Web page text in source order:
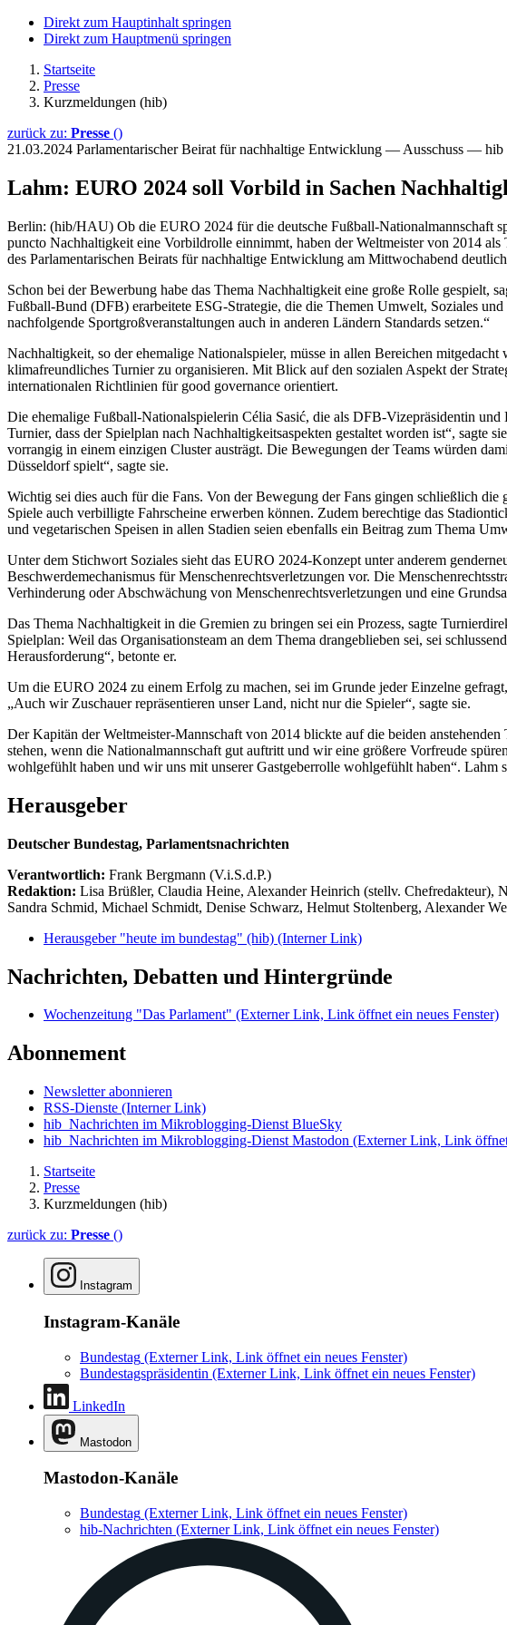
Direkt zum Hauptinhalt springen
Direkt zum Hauptmenü springen
Startseite
Presse
Kurzmeldungen (hib)
zurück zu: Presse ()
21.03.2024 Parlamentarischer Beirat für nachhaltige Entwicklung — Ausschuss — hib
Lahm: EURO 2024 soll Vorbild in Sachen
Berlin: (hib/HAU) Ob die EURO 2024 für die deutsche Fußball-Nationalmannschaft
puncto Nachhaltigkeit eine Vorbildrolle einnimmt, haben der Weltmeister von 2014
des Parlamentarischen Beirats für nachhaltige Entwicklung am Mittwochabend
Schon bei der Bewerbung habe das Thema Nachhaltigkeit eine große Rolle gespielt,
Fußball-Bund (DFB) erarbeitete ESG-Strategie, die die Themen Umwelt, Soziales
nachfolgende Sportgroßveranstaltungen auch in anderen Ländern Standards setzen.“
Nachhaltigkeit, so der ehemalige Nationalspieler, müsse in allen Bereichen
klimafreundliches Turnier zu organisieren. Mit Blick auf den sozialen Aspekt der
internationalen Richtlinien für good governance orientiert.
Die ehemalige Fußball-Nationalspielerin Célia Sasić, die als DFB-Vizepräsidentin
Turnier, dass der Spielplan nach Nachhaltigkeitsaspekten gestaltet worden ist“, sagte
vorrangig in einem einzigen Cluster austrägt. Die Bewegungen der Teams würden
Düsseldorf spielt“, sagte sie.
Wichtig sei dies auch für die Fans. Von der Bewegung der Fans gingen schließlich
Spiele auch verbilligte Fahrscheine erwerben können. Zudem berechtige das
und vegetarischen Speisen in allen Stadien seien ebenfalls ein Beitrag zum Thema
Unter dem Stichwort Soziales sieht das EURO 2024-Konzept unter anderem
Beschwerdemechanismus für Menschenrechtsverletzungen vor. Die
Verhinderung oder Abschwächung von Menschenrechtsverletzungen und eine
Das Thema Nachhaltigkeit in die Gremien zu bringen sei ein Prozess, sagte
Spielplan: Weil das Organisationsteam an dem Thema drangeblieben sei, sei
Herausforderung“, betonte er.
Um die EURO 2024 zu einem Erfolg zu machen, sei im Grunde jeder Einzelne
„Auch wir Zuschauer repräsentieren unser Land, nicht nur die Spieler“, sagte sie.
Der Kapitän der Weltmeister-Mannschaft von 2014 blickte auf die beiden
stehen, wenn die Nationalmannschaft gut auftritt und wir eine größere Vorfreude
wohlgefühlt haben und wir uns mit unserer Gastgeberrolle wohlgefühlt haben“. Lahm
Herausgeber
Deutscher Bundestag, Parlamentsnachrichten
Verantwortlich: Frank Bergmann (V.i.S.d.P.)
Redaktion: Lisa Brüßler, Claudia Heine, Alexander Heinrich (stellv. Chefredakteur),
Sandra Schmid, Michael Schmidt, Denise Schwarz, Helmut Stoltenberg, Alexander
Herausgeber "heute im bundestag" (hib) (Interner Link)
Nachrichten, Debatten und Hintergründe
Wochenzeitung "Das Parlament" (Externer Link, Link öffnet ein neues Fenster)
Abonnement
Newsletter abonnieren
RSS-Dienste (Interner Link)
hib_Nachrichten im Mikroblogging-Dienst BlueSky
hib_Nachrichten im Mikroblogging-Dienst Mastodon (Externer Link, Link
Startseite
Presse
Kurzmeldungen (hib)
zurück zu: Presse ()
Instagram
Instagram-Kanäle
Bundestag (Externer Link, Link öffnet ein neues Fenster)
Bundestagspräsidentin (Externer Link, Link öffnet ein neues Fenster)
LinkedIn
Mastodon
Mastodon-Kanäle
Bundestag (Externer Link, Link öffnet ein neues Fenster)
hib-Nachrichten (Externer Link, Link öffnet ein neues Fenster)